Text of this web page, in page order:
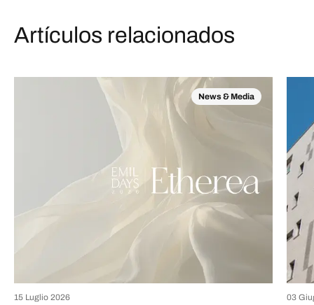
Artículos relacionados
News & Media
15 Luglio 2026 03